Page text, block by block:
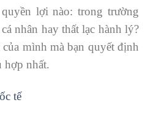
lợi nào: trong trường
nhân hay thất lạc hành lý?
mình mà bạn quyết định
hợp nhất.